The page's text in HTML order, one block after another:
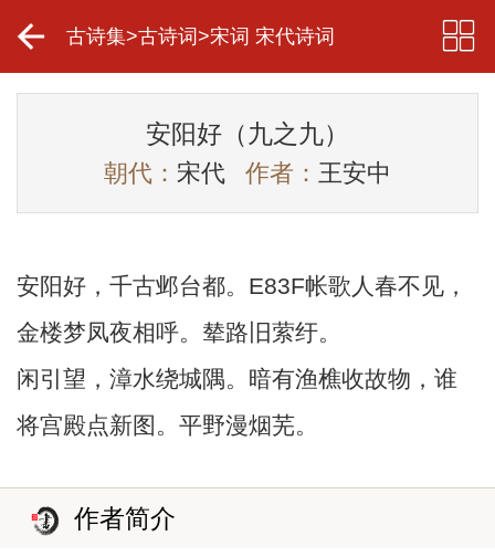
古诗集>古诗词 >宋词 宋代诗词
安阳好（九之九）
朝代： 宋代 作者： 王安中
安阳好，千古邺台都。E83F帐歌人春不见，
金楼梦凤夜相呼。辇路旧萦纡。
闲引望，漳水绕城隅。暗有渔樵收故物，谁
将宫殿点新图。平野漫烟芜。
作者简介